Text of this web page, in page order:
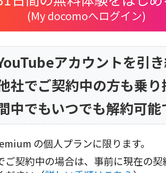
(My docomoへログイン)
アカウントを引
社でご契約中の方も乗
中でもいつでも解約可能
の個人プランに限ります。
契約中の場合は、事前に現在の契